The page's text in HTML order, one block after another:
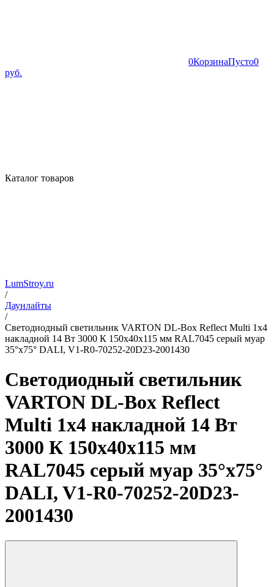
0КорзинаПусто0
руб.
Каталог товаров
LumStroy.ru
/
Даунлайты
/
Светодиодный светильник VARTON DL-Box Reflect Multi 1x4
накладной 14 Вт 3000 К 150х40х115 мм RAL7045 серый муар
35°x75° DALI, V1-R0-70252-20D23-2001430
Светодиодный светильник
VARTON DL-Box Reflect
Multi 1x4 накладной 14 Вт
3000 К 150х40х115 мм
RAL7045 серый муар 35°x75°
DALI, V1-R0-70252-20D23-
2001430